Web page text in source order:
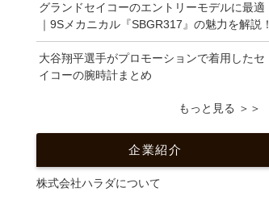
グランドセイコーのエントリーモデルに最適
｜9Sメカニカル『SBGR317』の魅力を解説！
大谷翔平選手がプロモーションで着用したセ
イコーの腕時計まとめ
もっと見る ＞＞
企業紹介
株式会社ハラダについて